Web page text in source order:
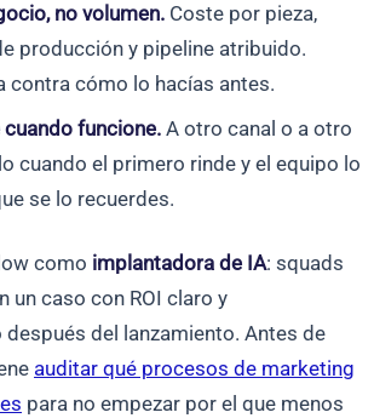
no volumen. Coste por pieza,
producción y pipeline atribuido.
contra cómo lo hacías antes.
cuando funcione. A otro canal o a otro
cuando el primero rinde y el equipo lo
se lo recuerdes.
como implantadora de IA: squads
un caso con ROI claro y
del lanzamiento. Antes de
auditar qué procesos de marketing
para no empezar por el que menos